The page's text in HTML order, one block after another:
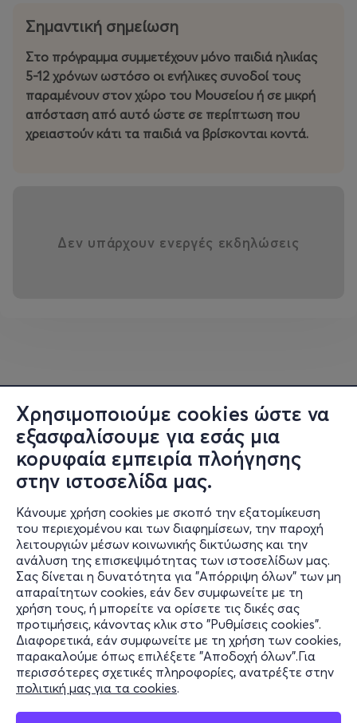
Χρησιμοποιούμε cookies ώστε να
εξασφαλίσουμε για εσάς μια
κορυφαία εμπειρία πλοήγησης
στην ιστοσελίδα μας.
Κάνουμε χρήση cookies με σκοπό την εξατομίκευση
του περιεχομένου και των διαφημίσεων, την παροχή
λειτουργιών μέσων κοινωνικής δικτύωσης και την
ανάλυση της επισκεψιμότητας των ιστοσελίδων μας.
Σας δίνεται η δυνατότητα για "Απόρριψη όλων" των μη
απαραίτητων cookies, εάν δεν συμφωνείτε με τη
χρήση τους, ή μπορείτε να ορίσετε τις δικές σας
προτιμήσεις, κάνοντας κλικ στο "Ρυθμίσεις cookies".
Διαφορετικά, εάν συμφωνείτε με τη χρήση των cookies,
παρακαλούμε όπως επιλέξετε "Αποδοχή όλων".Για
περισσότερες σχετικές πληροφορίες, ανατρέξτε στην
πολιτική μας για τα cookies.
Σημαντική σημείωση
Στo πρόγραμμα συμμετέχουν μόνο παιδιά ηλικίας
5-12 χρόνων ωστόσο οι ενήλικες συνοδοί τους
παραμένουν στον χώρο του Μουσείου ή σε μικρή
απόσταση από αυτό ώστε σε περίπτωση που
χρειαστούν κάτι τα παιδιά να βρίσκονται κοντά.
Δεν υπάρχουν ενεργές εκδηλώσεις
Πληροφορίες
Υποστήριξη
Stay Connected
Mobile app